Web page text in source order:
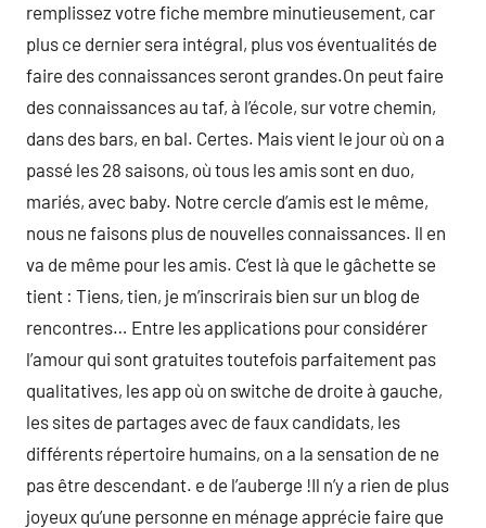
remplissez votre fiche membre minutieusement, car
plus ce dernier sera intégral, plus vos éventualités de
faire des connaissances seront grandes.On peut faire
des connaissances au taf, à l’école, sur votre chemin,
dans des bars, en bal. Certes. Mais vient le jour où on a
passé les 28 saisons, où tous les amis sont en duo,
mariés, avec baby. Notre cercle d’amis est le même,
nous ne faisons plus de nouvelles connaissances. Il en
va de même pour les amis. C’est là que le gâchette se
tient : Tiens, tien, je m’inscrirais bien sur un blog de
rencontres… Entre les applications pour considérer
l’amour qui sont gratuites toutefois parfaitement pas
qualitatives, les app où on switche de droite à gauche,
les sites de partages avec de faux candidats, les
différents répertoire humains, on a la sensation de ne
pas être descendant. e de l’auberge !Il n’y a rien de plus
joyeux qu’une personne en ménage apprécie faire que